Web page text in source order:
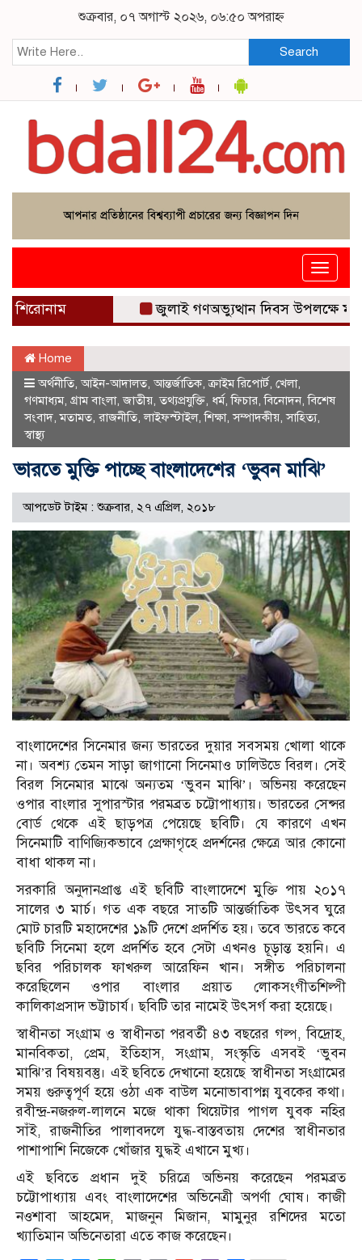
শুক্রবার, ০৭ অগাস্ট ২০২৬, ০৬:৫০ অপরাহ্ন
Search
Toggle
শিরোনাম জুলাই গণঅভ্যুত্থান দিবস উপলক্ষে মুন্সীগঞ্জে
Home
অর্থনীতি, আইন-আদালত, আন্তর্জাতিক,ক্রাইম রিপোর্ট, খেলা,
গণমাধ্যম, গ্রাম বাংলা,জাতীয়,তথ্যপ্রযুক্তি, ধর্ম,ফিচার,বিনোদন,বিশেষ
সংবাদ,মতামত, রাজনীতি,লাইফস্টাইল,শিক্ষা,সম্পাদকীয়,সাহিত্য,
স্বাস্থ্য
ভারতে মুক্তি পাচ্ছে বাংলাদেশের ‘ভুবন মাঝি’
আপডেট টাইম : শুক্রবার, ২৭ এপ্রিল, ২০১৮
বাংলাদেশের সিনেমার জন্য ভারতের দুয়ার সবসময় খোলা থাকে
না। অবশ্য তেমন সাড়া জাগানো সিনেমাও ঢালিউডে বিরল। সেই
বিরল সিনেমার মাঝে অন্যতম ‘ভুবন মাঝি’। অভিনয় করেছেন
ওপার বাংলার সুপারস্টার পরমব্রত চট্টোপাধ্যায়। ভারতের সেন্সর
বোর্ড থেকে এই ছাড়পত্র পেয়েছে ছবিটি। যে কারণে এখন
সিনেমাটি বাণিজ্যিকভাবে প্রেক্ষাগৃহে প্রদর্শনের ক্ষেত্রে আর কোনো
বাধা থাকল না।
সরকারি অনুদানপ্রাপ্ত এই ছবিটি বাংলাদেশে মুক্তি পায় ২০১৭
সালের ৩ মার্চ। গত এক বছরে সাতটি আন্তর্জাতিক উৎসব ঘুরে
মোট চারটি মহাদেশের ১৯টি দেশে প্রদর্শিত হয়। তবে ভারতে কবে
ছবিটি সিনেমা হলে প্রদর্শিত হবে সেটা এখনও চূড়ান্ত হয়নি। এ
ছবির পরিচালক ফাখরুল আরেফিন খান। সঙ্গীত পরিচালনা
করেছিলেন ওপার বাংলার প্রয়াত লোকসংগীতশিল্পী
কালিকাপ্রসাদ ভট্টাচার্য। ছবিটি তার নামেই উৎসর্গ করা হয়েছে।
স্বাধীনতা সংগ্রাম ও স্বাধীনতা পরবর্তী ৪৩ বছরের গল্প, বিদ্রোহ,
মানবিকতা, প্রেম, ইতিহাস, সংগ্রাম, সংস্কৃতি এসবই ‘ভুবন
মাঝি’র বিষয়বস্তু। এই ছবিতে দেখানো হয়েছে স্বাধীনতা সংগ্রামের
সময় গুরুত্বপূর্ণ হয়ে ওঠা এক বাউল মনোভাবাপন্ন যুবকের কথা।
রবীন্দ্র-নজরুল-লালনে মজে থাকা থিয়েটার পাগল যুবক নহির
সাঁই, রাজনীতির পালাবদলে যুদ্ধ-বাস্তবতায় দেশের স্বাধীনতার
পাশাপাশি নিজেকে খোঁজার যুদ্ধই এখানে মুখ্য।
এই ছবিতে প্রধান দুই চরিত্রে অভিনয় করেছেন পরমব্রত
চট্টোপাধ্যায় এবং বাংলাদেশের অভিনেত্রী অপর্ণা ঘোষ। কাজী
নওশাবা আহমেদ, মাজনুন মিজান, মামুনুর রশিদের মতো
খ্যাতিমান অভিনেতারা এতে কাজ করেছেন।